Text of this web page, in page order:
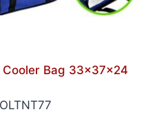
Cooler Bag 33x37x24